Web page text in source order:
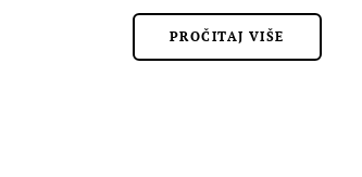
PROČITAJ VIŠE